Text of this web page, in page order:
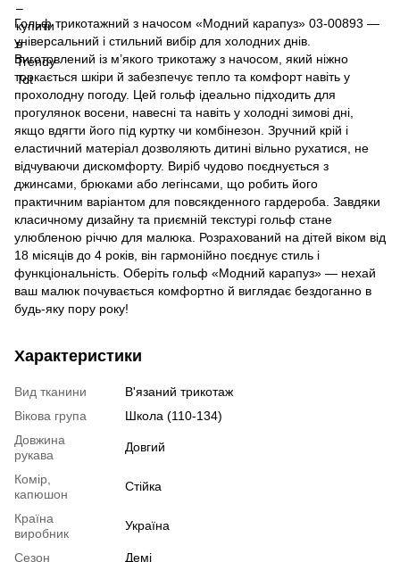
Гольф трикотажний з начосом «Модний карапуз» 03-00893 —
універсальний і стильний вибір для холодних днів.
Виготовлений із м’якого трикотажу з начосом, який ніжно
торкається шкіри й забезпечує тепло та комфорт навіть у
прохолодну погоду. Цей гольф ідеально підходить для
прогулянок восени, навесні та навіть у холодні зимові дні,
якщо вдягти його під куртку чи комбінезон. Зручний крій і
еластичний матеріал дозволяють дитині вільно рухатися, не
відчуваючи дискомфорту. Виріб чудово поєднується з
джинсами, брюками або легінсами, що робить його
практичним варіантом для повсякденного гардероба. Завдяки
класичному дизайну та приємній текстурі гольф стане
улюбленою річчю для малюка. Розрахований на дітей віком від
18 місяців до 4 років, він гармонійно поєднує стиль і
функціональність. Оберіть гольф «Модний карапуз» — нехай
ваш малюк почувається комфортно й виглядає бездоганно в
будь-яку пору року!
Характеристики
Вид тканини
В'язаний трикотаж
Вікова група
Школа (110-134)
Довжина
рукава
Довгий
Комір,
капюшон
Стійка
Країна
виробник
Україна
Сезон Демі